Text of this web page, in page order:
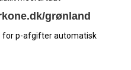
grønland
for p-afgifter automatisk